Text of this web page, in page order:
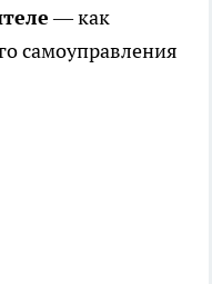
— как
самоуправления